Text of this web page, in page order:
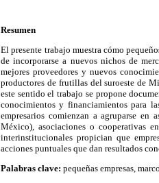
Resumen
El presente trabajo muestra cómo
de incorporarse a nuevos nichos de
mejores proveedores y nuevos
productores de frutillas del suroeste de
este sentido el trabajo se propone
conocimientos y financiamientos para
empresarios comienzan a agruparse en
México), asociaciones o cooperativas
interinstitucionales propician que
acciones puntuales que dan resultados
Palabras clave: pequeñas empresas,